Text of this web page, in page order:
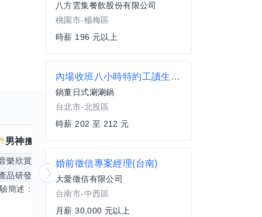
男神擅長
樂欣賞 顧問服務
遊戲設計
品研發
跨部門協作
更多
八方雲集餐飲股份有限公司
桃園市-楊梅區
時薪 196 元以上
內場收班八小時特約工讀生(石牌)
鍋董日式涮涮鍋
台北市-北投區
時薪 202 至 212 元
婚前徵信專案經理(台南)
大愛徵信有限公司
台南市-中西區
月薪 30,000 元以上